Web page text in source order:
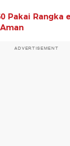
Pakai Rangka
ADVERTISEMENT